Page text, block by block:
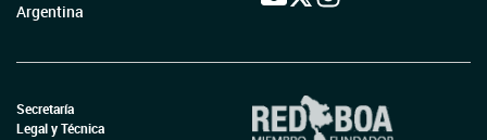
Argentina
Secretaría
Legal y Técnica